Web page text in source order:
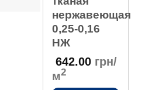
нержавеющая
0,25-0,16
НЖ
642.00грн/
м2